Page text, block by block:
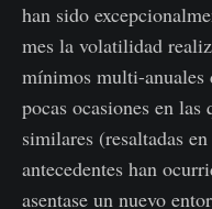
han sido
mes la volatilidad
mínimos multi-
pocas ocasiones en las
similares (resaltadas
antecedentes han
asentase un nuevo